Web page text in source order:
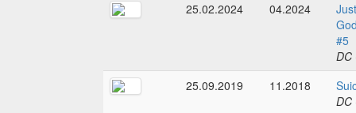
25.02.2024
04.2024
#5
DC
25.09.2019
11.2018
DC